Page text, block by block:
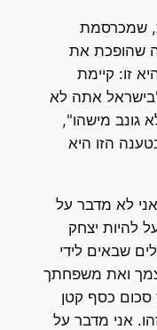
שמכרסמת
את
זו: קיימת
אתה לא
מישהו",
הזו היא
לא מדבר על
להיות יצחק
שבאים לידי
ואת משפחתך
כסף קטן
זהו. אני מדבר על